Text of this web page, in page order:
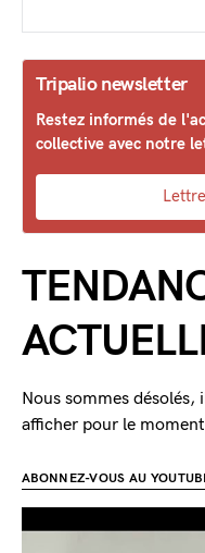
Tripalio newsletter
Restez informés de
collective avec notre
Nous sommes
afficher pour le moment
ABONNEZ-VOUS AU